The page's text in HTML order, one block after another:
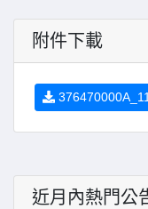
附件下載
近月內熱門公